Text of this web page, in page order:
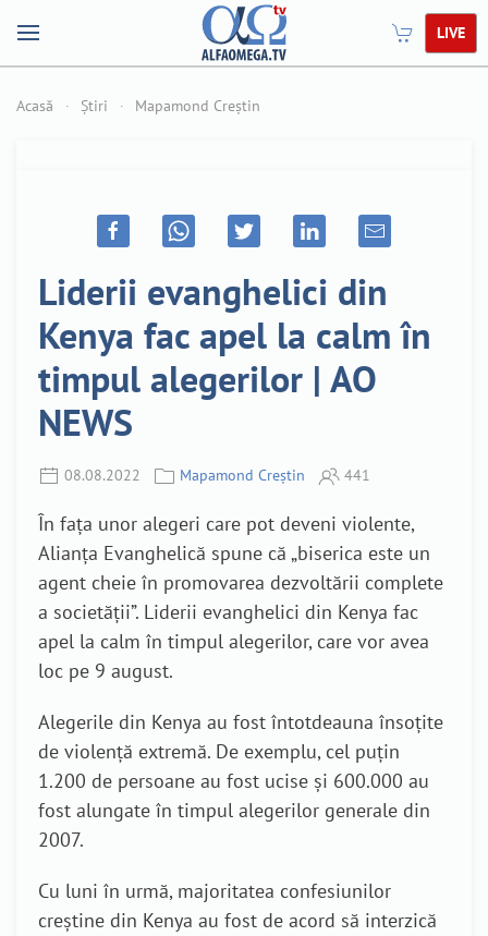
LIVE
Acasă Știri Mapamond Creștin
Liderii evanghelici din
Kenya fac apel la calm în
timpul alegerilor | AO
NEWS
08.08.2022 Mapamond Creștin 441
În fața unor alegeri care pot deveni violente,
Alianța Evanghelică spune că „biserica este un
agent cheie în promovarea dezvoltării complete
a societății”. Liderii evanghelici din Kenya fac
apel la calm în timpul alegerilor, care vor avea
loc pe 9 august.
Alegerile din Kenya au fost întotdeauna însoțite
de violență extremă. De exemplu, cel puțin
1.200 de persoane au fost ucise și 600.000 au
fost alungate în timpul alegerilor generale din
2007.
Cu luni în urmă, majoritatea confesiunilor
creștine din Kenya au fost de acord să interzică